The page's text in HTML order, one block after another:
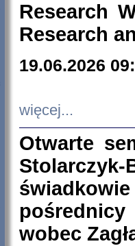
Research
Research
19.06.2026
więcej...
Otwarte
wobec